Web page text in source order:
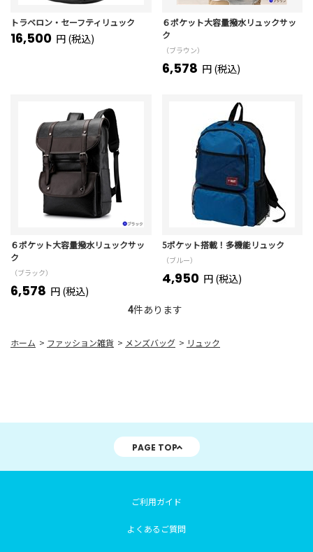
トラベロン・セーフティリュック
16,500 円 (税込)
６ポケット大容量撥水リュックサッ
ク
（ブラウン）
6,578 円 (税込)
６ポケット大容量撥水リュックサッ
ク
（ブラック）
6,578 円 (税込)
5ポケット搭載！多機能リュック
（ブルー）
4,950 円 (税込)
4件あります
ホーム > ファッション雑貨 > メンズバッグ > リュック
PAGE TOP
ご利用ガイド
よくあるご質問